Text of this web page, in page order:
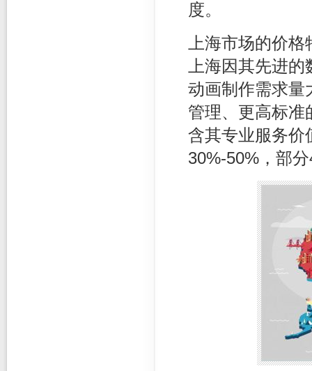
度。
上海市场的价
上海因其先进
动画制作需求量
管理、更高标准
含其专业服务价
30%-50%，部